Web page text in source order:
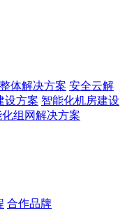
体解决方案 安全云解
设方案 智能化机房建设
化组网解决方案
合作品牌